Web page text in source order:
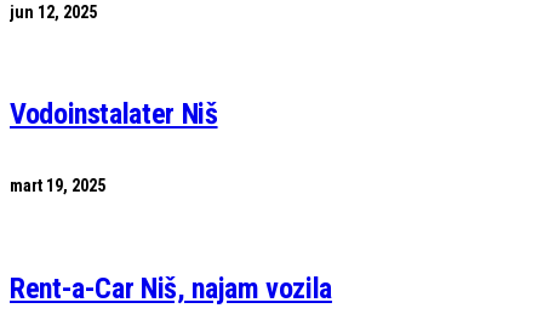
jun 12, 2025
Vodoinstalater Niš
mart 19, 2025
Rent-a-Car Niš, najam vozila